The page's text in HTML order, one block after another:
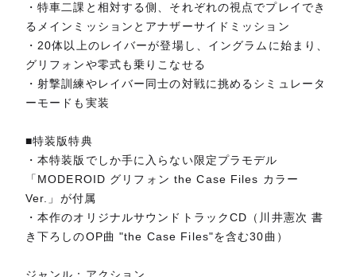
・特車二課と相対する側、それぞれの視点でプレイでき
るメインミッションとアナザーサイドミッション
・20体以上のレイバーが登場し、イングラムに始まり、
グリフォンや零式も乗りこなせる
・射撃訓練やレイバー同士の対戦に挑めるシミュレータ
ーモードも実装
■特装版特典
・本特装版でしか手に入らない限定プラモデル
「MODEROID グリフォン the Case Files カラー
Ver.」が付属
・本作のオリジナルサウンドトラックCD（川井憲次 書
き下ろしのOP曲 "the Case Files"を含む30曲）